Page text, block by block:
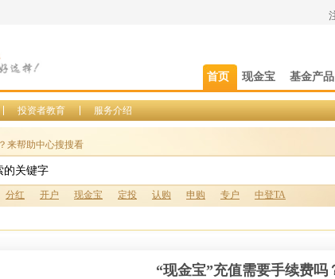
首页 现金宝 基金产品
投资者教育 服务介绍
来帮助中心搜搜看
分红 开户 现金宝 定投 认购 申购 专户 中登TA
“现金宝”充值需要手续费吗